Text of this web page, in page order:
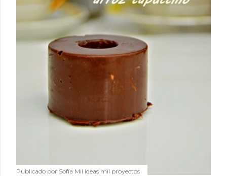
Publicado por Sofía Mil ideas mil proyectos